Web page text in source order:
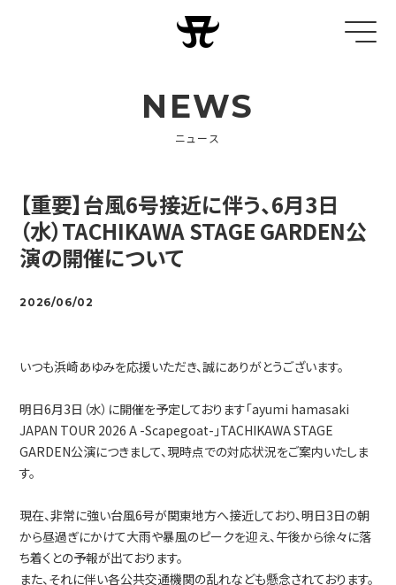
NEWS
ニュース
【重要】台風6号接近に伴う、6月3日
（水）TACHIKAWA STAGE GARDEN公
演の開催について
2026/06/02
いつも浜崎あゆみを応援いただき、誠にありがとうございます。
明日6月3日（水）に開催を予定しております「ayumi hamasaki
JAPAN TOUR 2026 A -Scapegoat-」TACHIKAWA STAGE
GARDEN公演につきまして、現時点での対応状況をご案内いたしま
す。
現在、非常に強い台風6号が関東地方へ接近しており、明日3日の朝
から昼過ぎにかけて大雨や暴風のピークを迎え、午後から徐々に落
ち着くとの予報が出ております。
また、それに伴い各公共交通機関の乱れなども懸念されております。